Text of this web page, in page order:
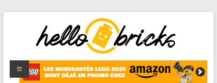
HelloBricks
Blog LEGO,
nouveaut�s